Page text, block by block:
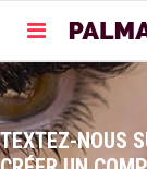
TEXTEZ-NOUS